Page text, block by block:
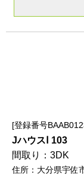
登録番号
JハウスⅠ 103
3DK
大分県宇佐